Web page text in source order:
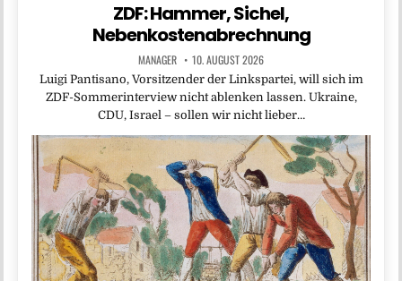
ZDF: Hammer, Sichel,
Nebenkostenabrechnung
MANAGER 10. AUGUST 2026
Luigi Pantisano, Vorsitzender der Linkspartei, will sich im
ZDF-Sommerinterview nicht ablenken lassen. Ukraine,
CDU, Israel – sollen wir nicht lieber…